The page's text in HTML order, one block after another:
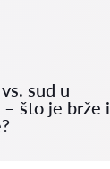
sud u
što je brže i